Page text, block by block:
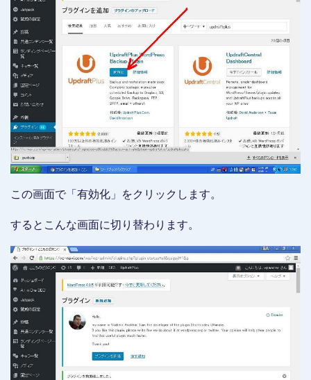
この画面で「有効化」をクリックします。
するとこんな画面に切り替わります。